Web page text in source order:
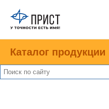
Каталог продукции